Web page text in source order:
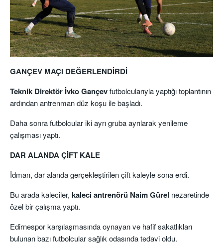
GANÇEV MAÇI DEĞERLENDİRDİ
Teknik Direktör İvko Gançevfutbolcularıyla yaptığı toplantının
ardından antrenman düz koşu ile başladı.
Daha sonra futbolcular iki ayrı gruba ayrılarak yenileme
çalışması yaptı.
DAR ALANDA ÇİFT KALE
İdman, dar alanda gerçekleştirilen çift kaleyle sona erdi.
Bu arada kaleciler, kaleci antrenörü Naim Gürel nezaretinde
özel bir çalışma yaptı.
Edirnespor karşılaşmasında oynayan ve hafif sakatlıkları
bulunan bazı futbolcular sağlık odasında tedavi oldu.